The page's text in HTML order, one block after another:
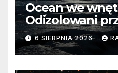
Ocean we
Odizolowani
barierę
6 SIERPNIA 2026